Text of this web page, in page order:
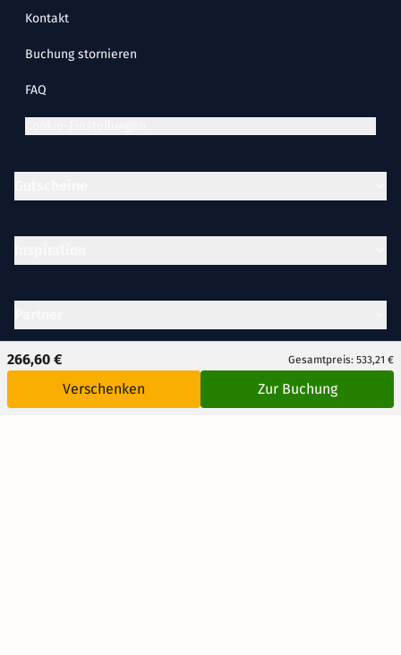
266,60 € Gesamtpreis: 533,21 €
Verschenken Zur Buchung
Kontakt
Buchung stornieren
FAQ
Unternehmen